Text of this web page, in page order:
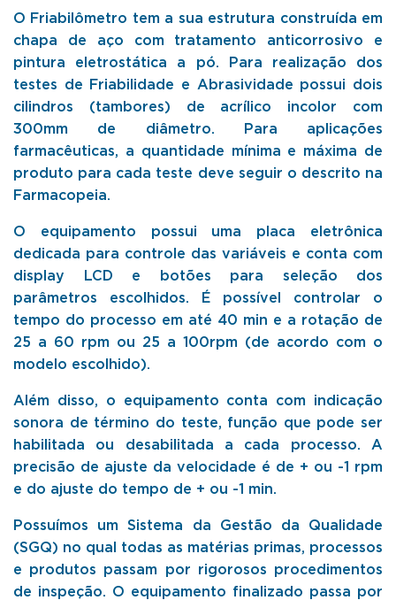
O Friabilômetro tem a sua estrutura construída em
chapa de aço com tratamento anticorrosivo e
pintura eletrostática a pó. Para realização dos
testes de Friabilidade e Abrasividade possui dois
cilindros (tambores) de acrílico incolor com
300mm de diâmetro. Para aplicações
farmacêuticas, a quantidade mínima e máxima de
produto para cada teste deve seguir o descrito na
Farmacopeia.
O equipamento possui uma placa eletrônica
dedicada para controle das variáveis e conta com
display LCD e botões para seleção dos
parâmetros escolhidos. É possível controlar o
tempo do processo em até 40 min e a rotação de
25 a 60 rpm ou 25 a 100rpm (de acordo com o
modelo escolhido).
Além disso, o equipamento conta com indicação
sonora de término do teste, função que pode ser
habilitada ou desabilitada a cada processo. A
precisão de ajuste da velocidade é de + ou -1 rpm
e do ajuste do tempo de + ou -1 min.
Possuímos um Sistema da Gestão da Qualidade
(SGQ) no qual todas as matérias primas, processos
e produtos passam por rigorosos procedimentos
de inspeção. O equipamento finalizado passa por